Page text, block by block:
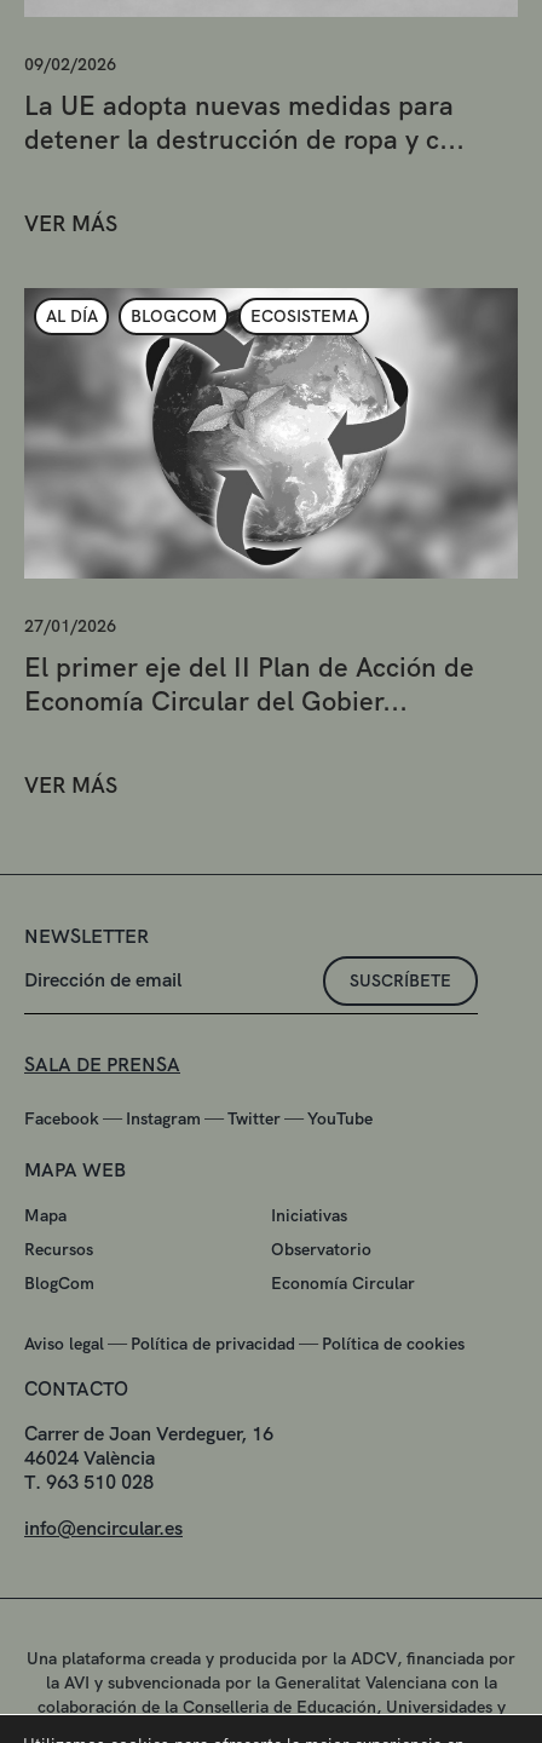
09/02/2026
La UE adopta nuevas medidas para
detener la destrucción de ropa y c...
VER MÁS
AL DÍA BLOGCOM ECOSISTEMA
27/01/2026
El primer eje del II Plan de Acción de
Economía Circular del Gobier...
VER MÁS
NEWSLETTER
SUSCRÍBETE
SALA DE PRENSA
Facebook — Instagram —Twitter—YouTube
MAPA WEB
Mapa
Iniciativas
Recursos
Observatorio
BlogCom
Economía Circular
Aviso legal — Política de privacidad — Política de cookies
CONTACTO
Carrer de Joan Verdeguer, 16
46024 València
T. 963 510 028
info@encircular.es
Una plataforma creada y producida por la ADCV, financiada por
la AVI y subvencionada por la Generalitat Valenciana con la
colaboración de la Conselleria de Educación, Universidades y